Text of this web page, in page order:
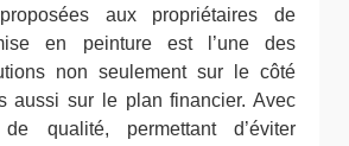
aux propriétaires de
en peinture est l’une des
non seulement sur le côté
aussi sur le plan financier. Avec
qualité, permettant d’éviter